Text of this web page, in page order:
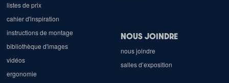
listes de prix
cahier d'inspiration
instructions de montage
bibliothèque d'images
vidéos
ergonomie
NOUS JOINDRE
nous joindre
salles d’exposition